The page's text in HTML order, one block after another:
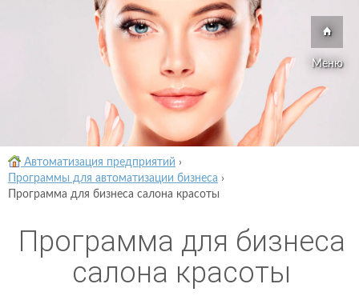
Меню
Автоматизация предприятий ›
Программы для автоматизации бизнеса ›
Программа для бизнеса салона красоты
Программа для бизнеса
салона красоты